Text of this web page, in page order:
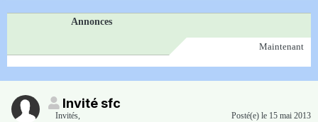
Annonces
Maintenant
Invité sfc
Invités, Posté(e) le 15 mai 2013